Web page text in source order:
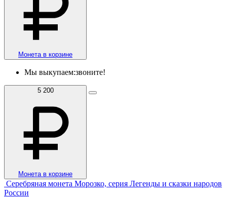
Монета в корзине
Мы выкупаем:звоните!
5 200
Монета в корзине
Серебряная монета Морозко, серия Легенды и сказки народов
России